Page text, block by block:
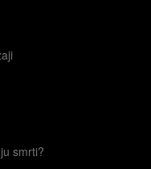
smrti?